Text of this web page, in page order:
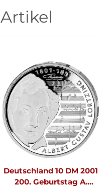
Artikel
Deutschland 10 DM 2001
200. Geburtstag A.